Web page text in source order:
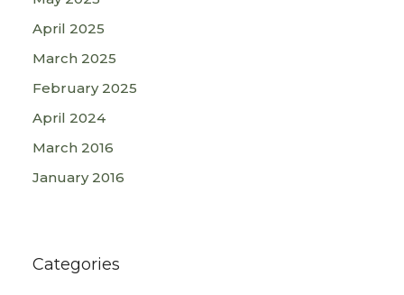
April 2025
March 2025
February 2025
April 2024
March 2016
January 2016
Categories